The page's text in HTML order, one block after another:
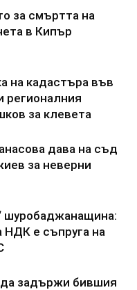
за смъртта на
в Кипър
на кадастъра във
регионалния
за клевета
дава на съд
за неверни
шуробаджанащина:
НДК е съпруга на
задържи бившия